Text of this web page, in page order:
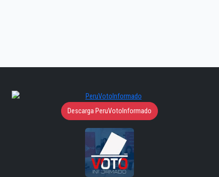
Descarga PeruVotoInformado